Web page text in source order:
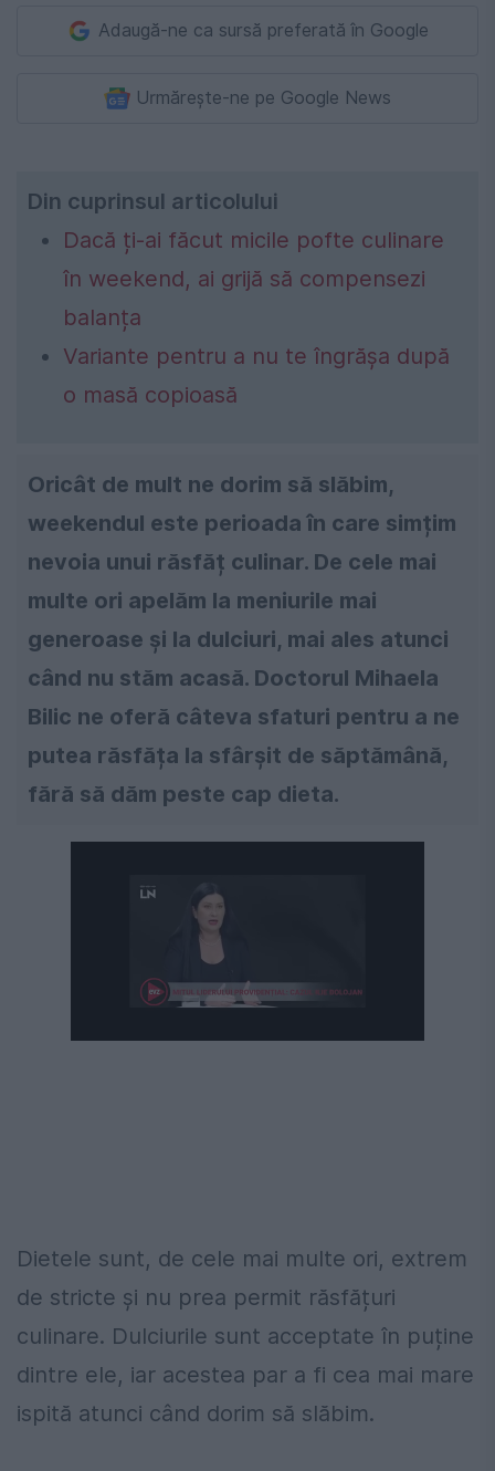
Adaugă-ne ca sursă preferată în Google
Urmărește-ne pe Google News
Din cuprinsul articolului
Dacă ți-ai făcut micile pofte culinare
în weekend, ai grijă să compensezi
balanța
Variante pentru a nu te îngrășa după
o masă copioasă
Oricât de mult ne dorim să slăbim,
weekendul este perioada în care simțim
nevoia unui răsfăț culinar. De cele mai
multe ori apelăm la meniurile mai
generoase și la dulciuri, mai ales atunci
când nu stăm acasă. Doctorul Mihaela
Bilic ne oferă câteva sfaturi pentru a ne
putea răsfăța la sfârșit de săptămână,
fără să dăm peste cap dieta.
Dietele sunt, de cele mai multe ori, extrem
de stricte și nu prea permit răsfățuri
culinare. Dulciurile sunt acceptate în puține
dintre ele, iar acestea par a fi cea mai mare
ispită atunci când dorim să slăbim.